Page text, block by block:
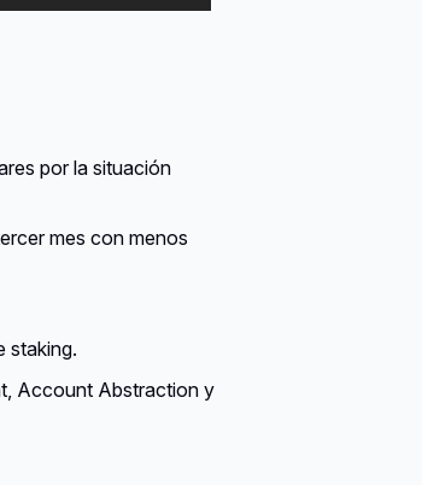
por la situación
mes con menos
staking.
Account Abstraction y